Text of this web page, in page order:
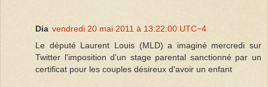
Dia vendredi 20 mai 2011 à 13:22:00 UTC−4
Le député Laurent Louis (MLD) a imaginé mercredi sur
Twitter l'imposition d'un stage parental sanctionné par un
certificat pour les couples désireux d'avoir un enfant